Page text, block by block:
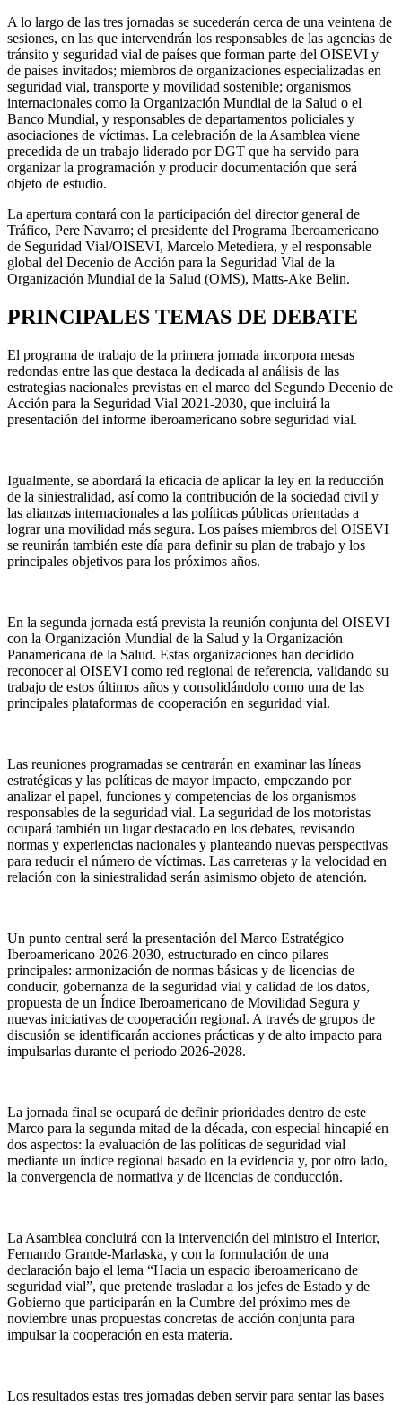
A lo largo de las tres jornadas se sucederán cerca de una veintena de
sesiones, en las que intervendrán los responsables de las agencias de
tránsito y seguridad vial de países que forman parte del OISEVI y
de países invitados; miembros de organizaciones especializadas en
seguridad vial, transporte y movilidad sostenible; organismos
internacionales como la Organización Mundial de la Salud o el
Banco Mundial, y responsables de departamentos policiales y
asociaciones de víctimas. La celebración de la Asamblea viene
precedida de un trabajo liderado por DGT que ha servido para
organizar la programación y producir documentación que será
objeto de estudio.
La apertura contará con la participación del director general de
Tráfico, Pere Navarro; el presidente del Programa Iberoamericano
de Seguridad Vial/OISEVI, Marcelo Metediera, y el responsable
global del Decenio de Acción para la Seguridad Vial de la
Organización Mundial de la Salud (OMS), Matts-Ake Belin.
PRINCIPALES TEMAS DE DEBATE
El programa de trabajo de la primera jornada incorpora mesas
redondas entre las que destaca la dedicada al análisis de las
estrategias nacionales previstas en el marco del Segundo Decenio de
Acción para la Seguridad Vial 2021-2030, que incluirá la
presentación del informe iberoamericano sobre seguridad vial.
Igualmente, se abordará la eficacia de aplicar la ley en la reducción
de la siniestralidad, así como la contribución de la sociedad civil y
las alianzas internacionales a las políticas públicas orientadas a
lograr una movilidad más segura. Los países miembros del OISEVI
se reunirán también este día para definir su plan de trabajo y los
principales objetivos para los próximos años.
En la segunda jornada está prevista la reunión conjunta del OISEVI
con la Organización Mundial de la Salud y la Organización
Panamericana de la Salud. Estas organizaciones han decidido
reconocer al OISEVI como red regional de referencia, validando su
trabajo de estos últimos años y consolidándolo como una de las
principales plataformas de cooperación en seguridad vial.
Las reuniones programadas se centrarán en examinar las líneas
estratégicas y las políticas de mayor impacto, empezando por
analizar el papel, funciones y competencias de los organismos
responsables de la seguridad vial. La seguridad de los motoristas
ocupará también un lugar destacado en los debates, revisando
normas y experiencias nacionales y planteando nuevas perspectivas
para reducir el número de víctimas. Las carreteras y la velocidad en
relación con la siniestralidad serán asimismo objeto de atención.
Un punto central será la presentación del Marco Estratégico
Iberoamericano 2026-2030, estructurado en cinco pilares
principales: armonización de normas básicas y de licencias de
conducir, gobernanza de la seguridad vial y calidad de los datos,
propuesta de un Índice Iberoamericano de Movilidad Segura y
nuevas iniciativas de cooperación regional. A través de grupos de
discusión se identificarán acciones prácticas y de alto impacto para
impulsarlas durante el periodo 2026-2028.
La jornada final se ocupará de definir prioridades dentro de este
Marco para la segunda mitad de la década, con especial hincapié en
dos aspectos: la evaluación de las políticas de seguridad vial
mediante un índice regional basado en la evidencia y, por otro lado,
la convergencia de normativa y de licencias de conducción.
La Asamblea concluirá con la intervención del ministro el Interior,
Fernando Grande-Marlaska, y con la formulación de una
declaración bajo el lema “Hacia un espacio iberoamericano de
seguridad vial”, que pretende trasladar a los jefes de Estado y de
Gobierno que participarán en la Cumbre del próximo mes de
noviembre unas propuestas concretas de acción conjunta para
impulsar la cooperación en esta materia.
Los resultados estas tres jornadas deben servir para sentar las bases